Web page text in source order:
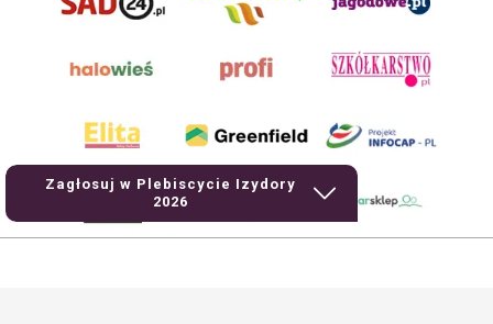
Zagłosuj w Plebiscycie Izydory
2026